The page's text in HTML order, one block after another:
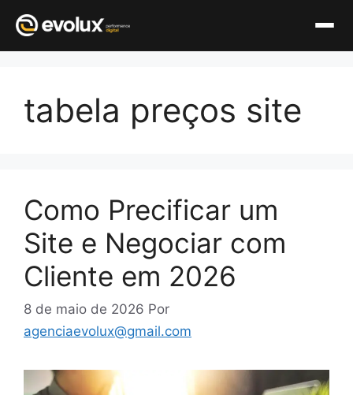
conteúdo
tabela preços site
Como Precificar um
Site e Negociar com
Cliente em 2026
8 de maio de 2026 Por
agenciaevolux@gmail.com